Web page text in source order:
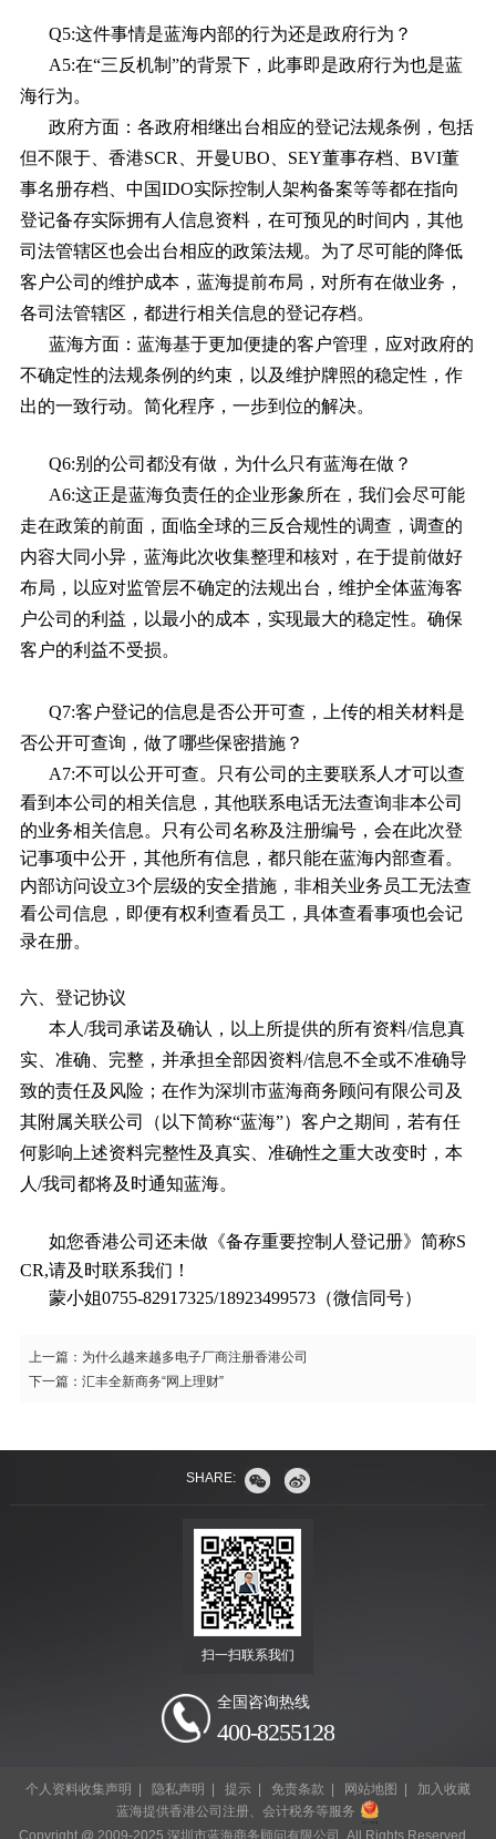
Q5:这件事情是蓝海内部的行为还是政府行为？
A5:在“三反机制”的背景下，此事即是政府行为也是蓝
海行为。
政府方面：各政府相继出台相应的登记法规条例，包括
但不限于、香港SCR、开曼UBO、SEY董事存档、BVI董
事名册存档、中国IDO实际控制人架构备案等等都在指向
登记备存实际拥有人信息资料，在可预见的时间内，其他
司法管辖区也会出台相应的政策法规。为了尽可能的降低
客户公司的维护成本，蓝海提前布局，对所有在做业务，
各司法管辖区，都进行相关信息的登记存档。
蓝海方面：蓝海基于更加便捷的客户管理，应对政府的
不确定性的法规条例的约束，以及维护牌照的稳定性，作
出的一致行动。简化程序，一步到位的解决。
Q6:别的公司都没有做，为什么只有蓝海在做？
A6:这正是蓝海负责任的企业形象所在，我们会尽可能
走在政策的前面，面临全球的三反合规性的调查，调查的
内容大同小异，蓝海此次收集整理和核对，在于提前做好
布局，以应对监管层不确定的法规出台，维护全体蓝海客
户公司的利益，以最小的成本，实现最大的稳定性。确保
客户的利益不受损。
Q7:客户登记的信息是否公开可查，上传的相关材料是
否公开可查询，做了哪些保密措施？
A7:不可以公开可查。
只有公司的主要联系人才可以查
看到本公司的相关信息， 其他联系电话无法查询非本公司
的业务相关信息。
只有公司名称及注册编号，会在此次登
记事项中公开，其他所有信息，都只能在蓝海内部查看。
内部访问设立3个层级的安全措施，非相关业务员工无法查
看公司信息，即便有权利查看员工，具体查看事项也会记
录在册。
六、登记协议
本人/我司承诺及确认，以上所提供的所有资料/信息真
实、准确、完整，并承担全部因资料/信息不全或不准确导
致的责任及风险；在作为深圳市蓝海商务顾问有限公司及
其附属关联公司（以下简称“蓝海”）客户之期间，若有任
何影响上述资料完整性及真实、准确性之重大改变时，本
人/我司都将及时通知蓝海。
如您香港公司还未做《备存重要控制人登记册》简称S
CR,请及时联系我们！
蒙小姐0755-82917325/18923499573（微信同号）
上一篇： 为什么越来越多电子厂商注册香港公司
下一篇： 汇丰全新商务“网上理财”
SHARE:
扫一扫联系我们
全国咨询热线
400-8255128
个人资料收集声明 | 隐私声明 | 提示| 免责条款 | 网站地图 | 加入收藏
蓝海提供香港公司注册、会计税务等服务
Copyright @ 2009-2025 深圳市蓝海商务顾问有限公司. All Rights Reserved.